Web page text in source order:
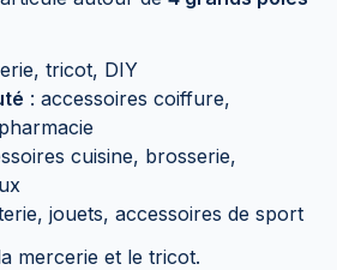
tricot, DIY
: accessoires coiffure,
cuisine, brosserie,
jouets, accessoires de sport
mercerie et le tricot.